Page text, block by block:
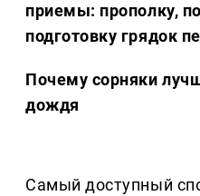
приемы: прополку,
подготовку грядок
Почему сорняки
дождя
Самый доступный